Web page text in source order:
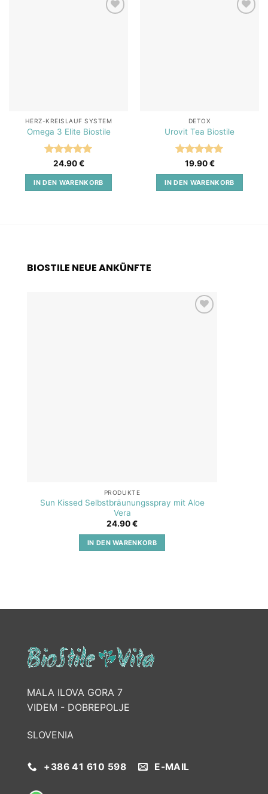
HERZ-KREISLAUF SYSTEM
Omega 3 Elite Biostile
Bewertet
mit5von
5
24.90€
IN DEN WARENKORB
DETOX
Urovit Tea Biostile
Bewertet
mit5von
5
19.90€
IN DEN WARENKORB
BIOSTILE NEUE ANKÜNFTE
PRODUKTE
Sun Kissed Selbstbräunungsspray mit Aloe
Vera
24.90€
IN DEN WARENKORB
MALA ILOVA GORA 7
VIDEM - DOBREPOLJE
SLOVENIA
+386 41 610 598 E-MAIL